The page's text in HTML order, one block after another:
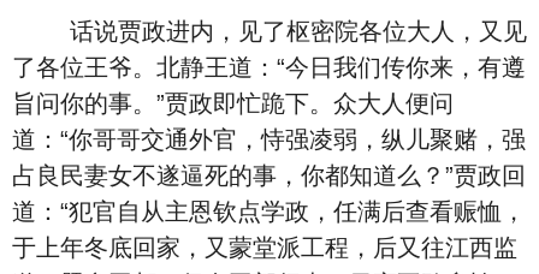
话说贾政进内，见了枢密院各位大人，又见
了各位王爷。北静王道：“今日我们传你来，有遵
旨问你的事。”贾政即忙跪下。众大人便问
道：“你哥哥交通外官，恃强凌弱，纵儿聚赌，强
占良民妻女不遂逼死的事，你都知道么？”贾政回
道：“犯官自从主恩钦点学政，任满后查看赈恤，
于上年冬底回家，又蒙堂派工程，后又往江西监